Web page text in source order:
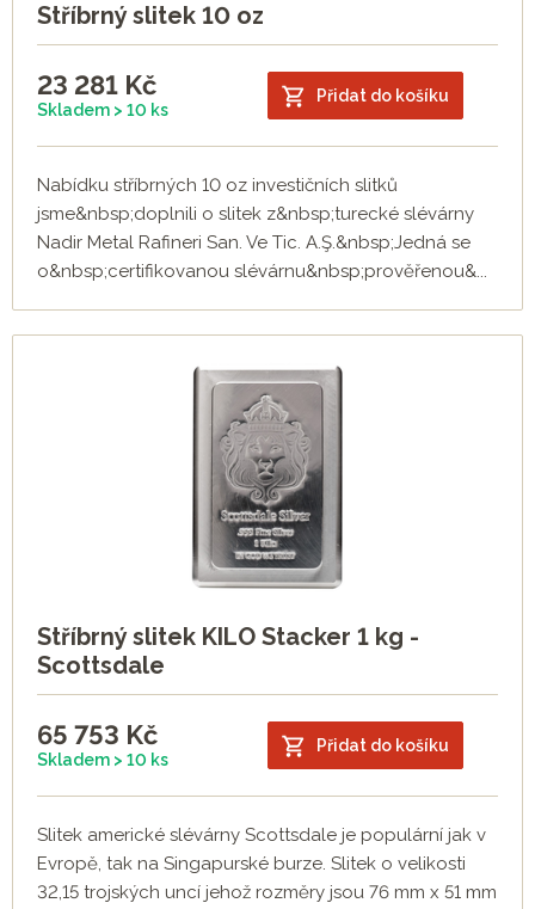
Stříbrný slitek 10 oz
23 281 Kč
Skladem > 10 ks
Přidat do košíku
Nabídku stříbrných 10 oz investičních slitků
jsme&nbsp;doplnili o slitek z&nbsp;turecké slévárny
Nadir Metal Rafineri San. Ve Tic. A.Ş.&nbsp;Jedná se
o&nbsp;certifikovanou slévárnu&nbsp;prověřenou&...
Stříbrný slitek KILO Stacker 1 kg -
Scottsdale
65 753 Kč
Skladem > 10 ks
Přidat do košíku
Slitek americké slévárny Scottsdale je populární jak v
Evropě, tak na Singapurské burze. Slitek o velikosti
32,15 trojských uncí jehož rozměry jsou 76 mm x 51 mm